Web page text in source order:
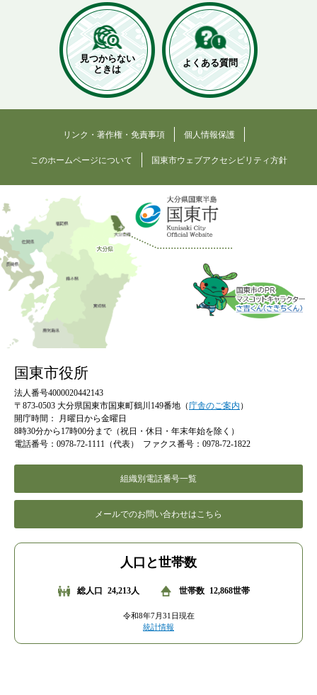
見つからない
ときは
よくある質問
リンク・著作権・免責事項 個人情報保護
このホームページについて 国東市ウェブアクセシビリティ方針
国東市役所
法人番号4000020442143
〒873-0503 大分県国東市国東町鶴川149番地（ 庁舎のご案内 ）
開庁時間：
月曜日から金曜日
8時30分から17時00分まで（祝日・休日・年末年始を除く）
電話番号：0978-72-1111（代表）
ファクス番号：0978-72-1822
組織別電話番号一覧
メールでのお問い合わせはこちら
人口と世帯数
総人口 24,213人 世帯数 12,868世帯
令和8年7月31日現在
統計情報